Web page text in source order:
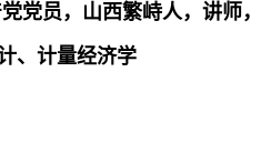
党员，山西繁峙人，讲师
、计量经济学